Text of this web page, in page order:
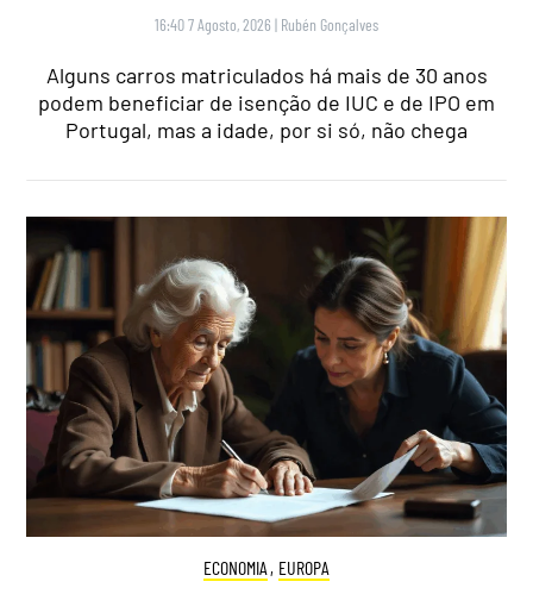
16:40 7 Agosto, 2026 | Rubén Gonçalves
Alguns carros matriculados há mais de 30 anos
podem beneficiar de isenção de IUC e de IPO em
Portugal, mas a idade, por si só, não chega
ECONOMIA , EUROPA